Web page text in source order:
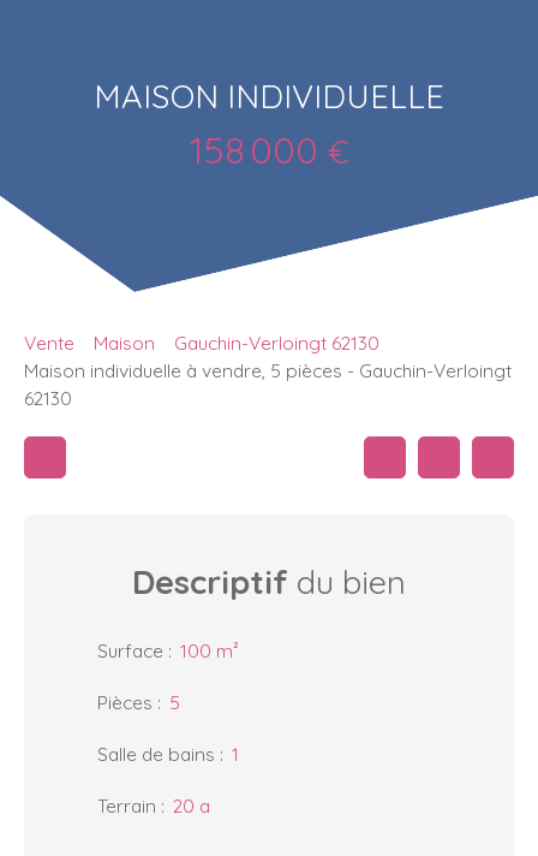
MAISON INDIVIDUELLE
158 000 €
Vente Maison
Gauchin-Verloingt 62130
Maison individuelle à vendre, 5 pièces - Gauchin-Verloingt
62130
Descriptif du bien
Surface : 100 m²
Pièces : 5
Salle de bains : 1
Terrain : 20 a